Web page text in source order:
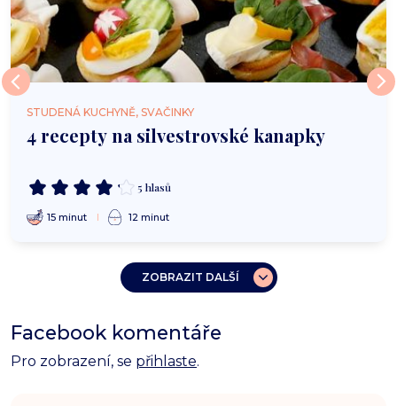
STUDENÁ KUCHYNĚ, SVAČINKY
4 recepty na silvestrovské kanapky
5 hlasů
15 minut 12 minut
ZOBRAZIT DALŠÍ
Facebook komentáře
Pro zobrazení, se přihlaste.